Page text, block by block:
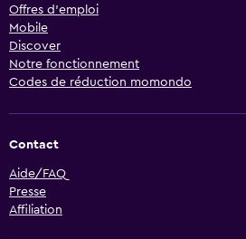
Offres d’emploi
Mobile
Discover
Notre fonctionnement
Codes de réduction momondo
Contact
Aide/FAQ
Presse
Affiliation